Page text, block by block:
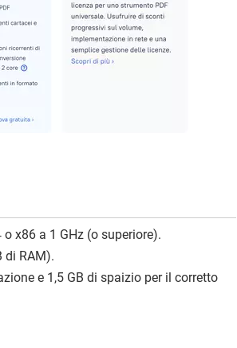
x86 a 1 GHz (o superiore).
di RAM).
e 1,5 GB di spaizio per il corretto